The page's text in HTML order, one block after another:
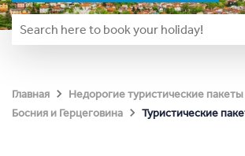
Главная Недорогие туристические пакеты
Босния и Герцеговина
Туристические